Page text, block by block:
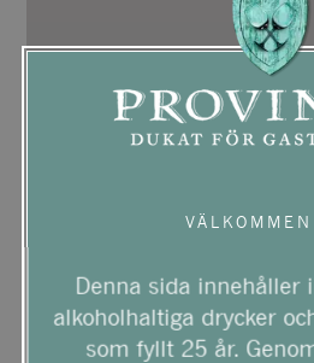
Denna sida innehåller
alkoholhaltiga drycker
som fyllt 25 år.